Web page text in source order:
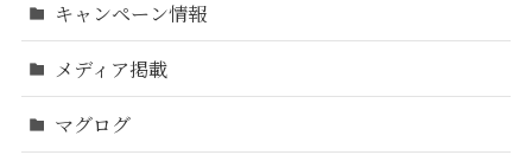
キャンペーン情報
メディア掲載
マグログ